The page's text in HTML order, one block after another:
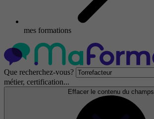
mes formations
Que recherchez-vous?
métier, certification...
Effacer le contenu du champs